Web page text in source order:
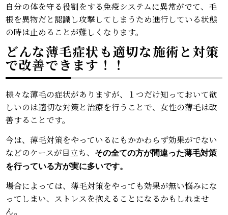
自分の体を守る役割をする免疫システムに異常がでて、毛
根を異物だと認識し攻撃してしまうため進行している状態
の時は止めることが難しくなります。
どんな薄毛症状も適切な施術と対策
で改善できます！！
様々な薄毛の症状がありますが、１つだけ知っておいて欲
しいのは適切な対策と治療を行うことで、女性の薄毛は改
善することです。
今は、薄毛対策をやっているにもかかわらず効果がでない
などのケースが目立ち、
その全ての方が間違った薄毛対策
を行っている方が実に多いです。
場合によっては、薄毛対策をやっても効果が無い悩みにな
ってしまい、ストレスを抱えることになるかもしれませ
ん。